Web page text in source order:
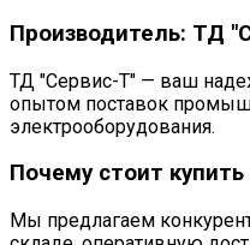
Производитель: ТД
ТД "Сервис-Т" — ваш
опытом поставок
электрооборудования.
Почему стоит купить
Мы предлагаем